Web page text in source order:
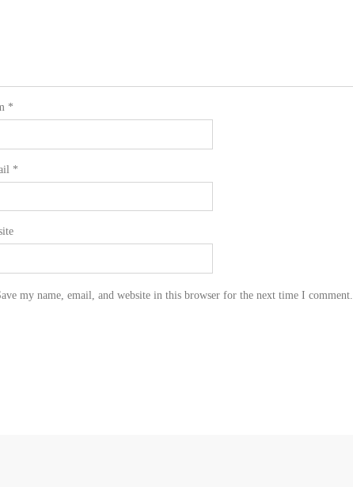
*
*
my name, email, and website in this browser for the next time I comment.